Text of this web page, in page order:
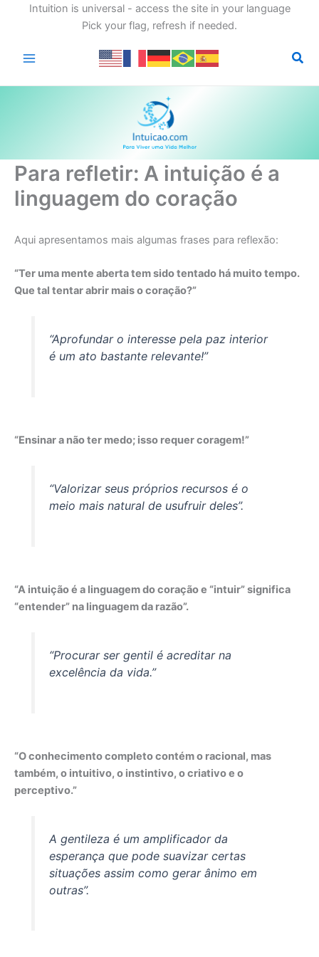
Intuition is universal - access the site in your language
Pick your flag, refresh if needed.
Para refletir: A intuição é a
linguagem do coração
Aqui apresentamos mais algumas frases para reflexão:
“Ter uma mente aberta tem sido tentado há muito tempo.
Que tal tentar abrir mais o coração?”
“Aprofundar o interesse pela paz interior
é um ato bastante relevante!”
“Ensinar a não ter medo; isso requer coragem!”
“Valorizar seus próprios recursos é o
meio mais natural de usufruir deles”.
“A intuição é a linguagem do coração e “intuir” significa
“entender” na linguagem da razão”.
“Procurar ser gentil é acreditar na
excelência da vida.”
“O conhecimento completo contém o racional, mas
também, o intuitivo, o instintivo, o criativo e o
perceptivo.”
A gentileza é um amplificador da
esperança que pode suavizar certas
situações assim como gerar ânimo em
outras”.